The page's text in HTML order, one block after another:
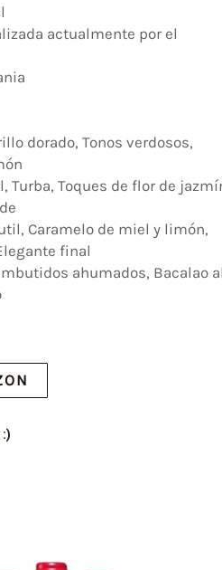
actualmente por el
dorado, Tonos verdosos,
Turba, Toques de flor de
Caramelo de miel y limón,
final
ahumados, Bacalao